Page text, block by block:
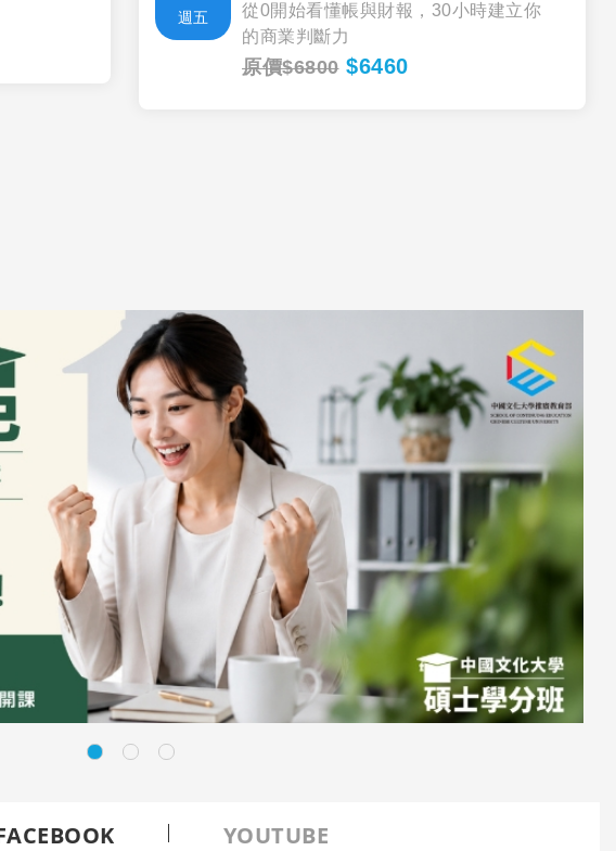
週五
從0開始看懂帳與財報，30小時建立你
的商業判斷力
原價$6800$6460
YOUTUBE